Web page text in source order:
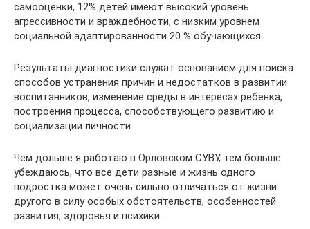
самооценки, 12% детей имеют высокий уровень
агрессивности и враждебности, с низким уровнем
социальной адаптированности 20 % обучающихся.
Результаты диагностики служат основанием для поиска
способов устранения причин и недостатков в развитии
воспитанников, изменение среды в интересах ребенка,
построения процесса, способствующего развитию и
социализации личности.
Чем дольше я работаю в Орловском СУВУ, тем больше
убеждаюсь, что все дети разные и жизнь одного
подростка может очень сильно отличаться от жизни
другого в силу особых обстоятельств, особенностей
развития, здоровья и психики.